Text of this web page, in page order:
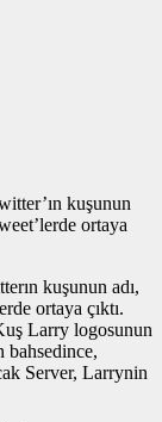
kuşunun
ortaya
kuşunun adı,
ortaya çıktı.
Larry logosunun
bahsedince,
Server, Larrynin